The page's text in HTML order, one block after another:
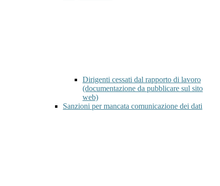
Dirigenti cessati dal rapporto di lavoro
(documentazione da pubblicare sul sito
web)
Sanzioni per mancata comunicazione dei dati